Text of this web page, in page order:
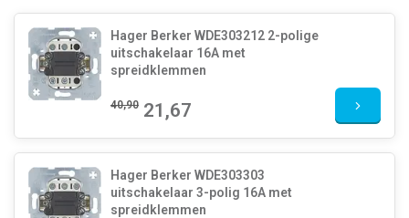
Hager Berker WDE303212 2-polige
uitschakelaar 16A met
spreidklemmen
40,90 21,67
Hager Berker WDE303303
uitschakelaar 3-polig 16A met
spreidklemmen